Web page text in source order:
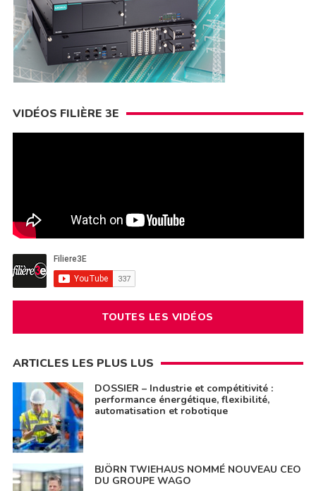
VIDÉOS FILIÈRE 3E
TOUTES LES VIDÉOS
ARTICLES LES PLUS LUS
DOSSIER – Industrie et compétitivité :
performance énergétique, flexibilité,
automatisation et robotique
BJÖRN TWIEHAUS NOMMÉ NOUVEAU CEO
DU GROUPE WAGO